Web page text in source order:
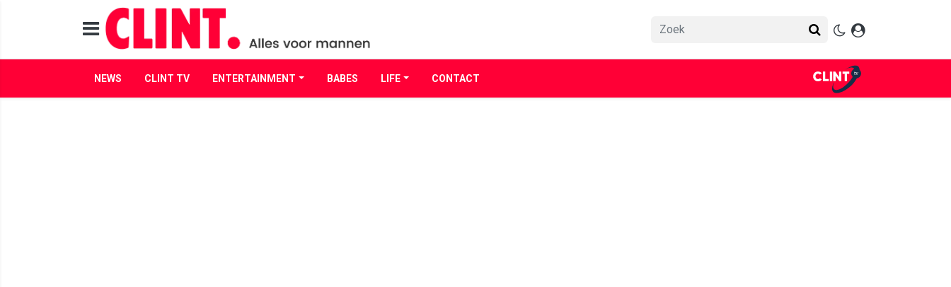
NEWS CLINT TV ENTERTAINMENT BABES LIFE CONTACT